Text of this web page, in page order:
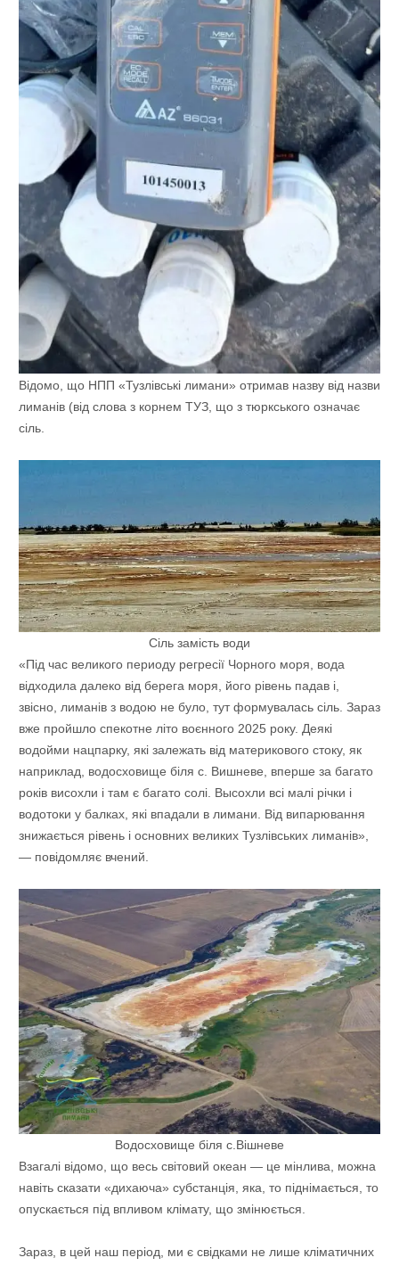
Відомо, що НПП «Тузлівські лимани» отримав назву від назви
лиманів (від слова з корнем ТУЗ, що з тюркського означає
сіль.
Сіль замість води
«Під час великого периоду регресії Чорного моря, вода
відходила далеко від берега моря, його рівень падав і,
звісно, лиманів з водою не було, тут формувалась сіль. Зараз
вже пройшло спекотне літо воєнного 2025 року. Деякі
водойми нацпарку, які залежать від материкового стоку, як
наприклад, водосховище біля с. Вишневе, вперше за багато
років висохли і там є багато солі. Высохли всі малі річки і
водотоки у балках, які впадали в лимани. Від випарювання
знижається рівень і основних великих Тузлівських лиманів»,
— повідомляє вчений.
Водосховище біля с.Вішневе
Взагалі відомо, що весь світовий океан — це мінлива, можна
навіть сказати «дихаюча» субстанція, яка, то піднімається, то
опускається під впливом клімату, що змінюється.
Зараз, в цей наш період, ми є свідками не лише кліматичних